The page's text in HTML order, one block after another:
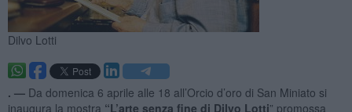
Dilvo Lotti
. — Da domenica 6 aprile alle 18 all’Orcio d’oro di San Miniato si
inaugura la mostra “L’arte senza fine di Dilvo Lotti” promossa